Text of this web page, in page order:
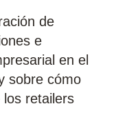
de
e
en el
sobre cómo
retailers